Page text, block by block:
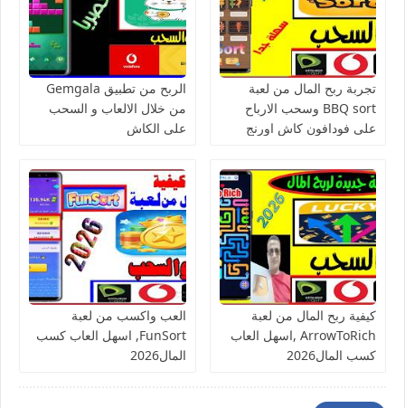
تجربة ربح المال من لعبة
BBQ sort وسحب الارباح
على فودافون كاش اورنج
الربح من تطبيق Gemgala
من خلال الالعاب و السحب
على الكاش
كيفية ربح المال من لعبة
ArrowToRich ,اسهل العاب
كسب المال2026
العب واكسب من لعبة
FunSort, اسهل العاب كسب
المال2026